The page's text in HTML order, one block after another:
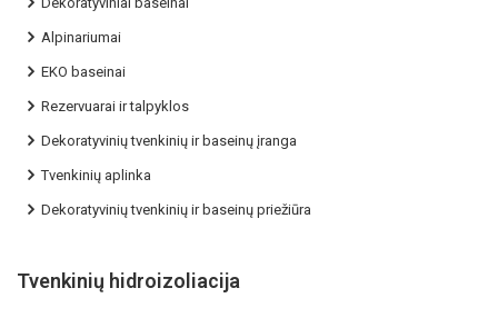
Alpinariumai
EKO baseinai
Rezervuarai ir talpyklos
Dekoratyvinių tvenkinių ir baseinų įranga
Tvenkinių aplinka
Dekoratyvinių tvenkinių ir baseinų priežiūra
Tvenkinių hidroizoliacija